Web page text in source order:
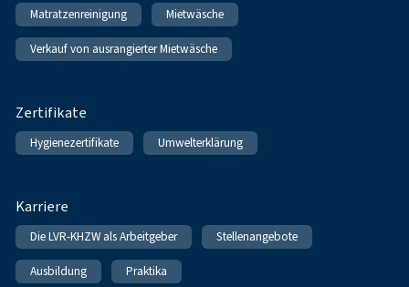
Matratzenreinigung Mietwäsche
Verkauf von ausrangierter Mietwäsche
Zertifikate
Hygienezertifikate Umwelterklärung
Karriere
Die LVR-KHZW als Arbeitgeber Stellenangebote
Ausbildung Praktika